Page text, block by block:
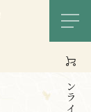
メ
オンライン